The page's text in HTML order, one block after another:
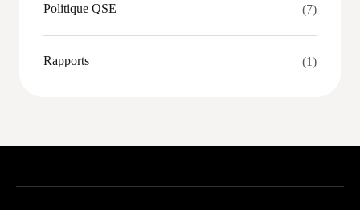
Politique QSE (7)
Rapports (1)